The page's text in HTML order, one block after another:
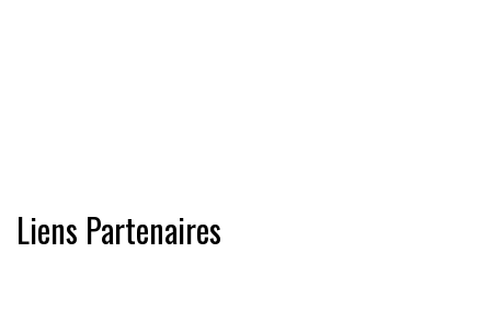
Liens Partenaires